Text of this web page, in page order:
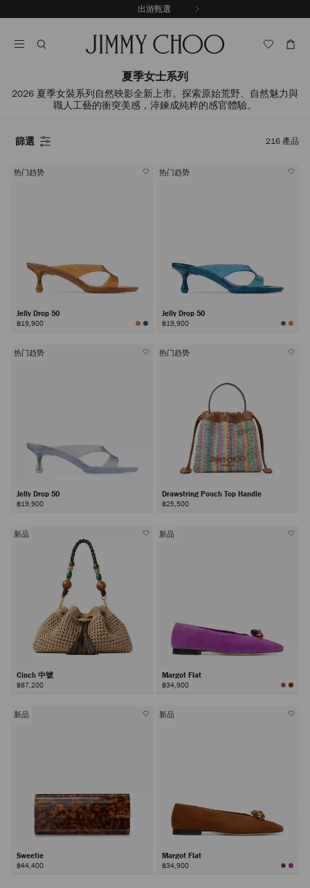
至
出游甄選
夏季女士系列
2026 夏季女裝系列自然映影全新上市。探索原始荒野、自然魅力與
職人工藝的衝突美感，淬鍊成純粹的感官體驗。
篩選 216 產品
热门趋势
Jelly Drop 50
฿19,900
热门趋势
Jelly Drop 50
฿19,900
热门趋势
Jelly Drop 50
฿19,900
热门趋势
Drawstring Pouch Top Handle
฿25,500
新品
Cinch 中號
฿87,200
新品
Margot Flat
฿34,900
新品
Sweetie
฿44,400
新品
Margot Flat
฿34,900